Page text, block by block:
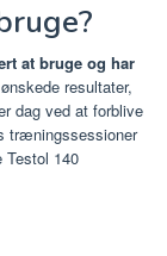
at bruge og har
resultater,
dag ved at forblive
træningssessioner
140